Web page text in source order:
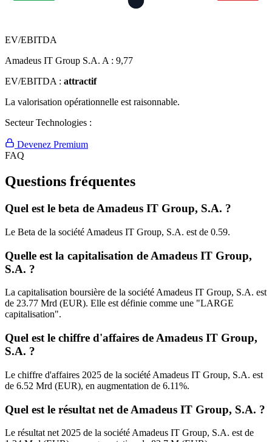
EV/EBITDA
Amadeus IT Group S.A. A : 9,77
EV/EBITDA : attractif
La valorisation opérationnelle est raisonnable.
Secteur Technologies :
Devenez Premium
FAQ
Questions fréquentes
Quel est le beta de Amadeus IT Group, S.A. ?
Le Beta de la société Amadeus IT Group, S.A. est de 0.59.
Quelle est la capitalisation de Amadeus IT Group,
S.A. ?
La capitalisation boursière de la société Amadeus IT Group, S.A. est
de 23.77 Mrd (EUR). Elle est définie comme une "LARGE
capitalisation".
Quel est le chiffre d'affaires de Amadeus IT Group,
S.A. ?
Le chiffre d'affaires 2025 de la société Amadeus IT Group, S.A. est
de 6.52 Mrd (EUR), en augmentation de 6.11%.
Quel est le résultat net de Amadeus IT Group, S.A. ?
Le résultat net 2025 de la société Amadeus IT Group, S.A. est de